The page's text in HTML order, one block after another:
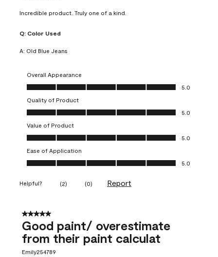
Incredible product. Truly one of a kind.
Q: Color Used
A: Old Blue Jeans
Overall Appearance
Overall Appearance, 5.0 out of 5
5.0
Quality of Product
Quality of Product, 5.0 out of 5
5.0
Value of Product
Value of Product, 5.0 out of 5
5.0
Ease of Application
Ease of Application, 5.0 out of 5
5.0
Helpful? (2) (0) Report
5 out of 5 stars.
Good paint/ overestimate
from their paint calculat
Emily254789